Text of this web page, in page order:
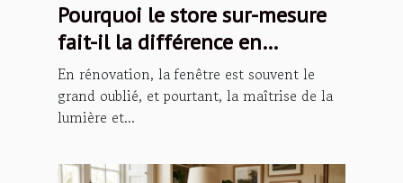
Pourquoi le store sur-mesure
fait-il la différence en
rénovation ?
En rénovation, la fenêtre est souvent le
grand oublié, et pourtant, la maîtrise de la
lumière et...